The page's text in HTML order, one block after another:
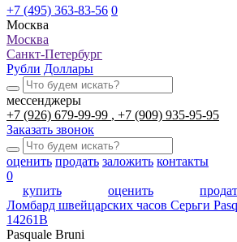
+7 (495) 363-83-56 0
Москва
Москва
Санкт-Петербург
Рубли Доллары
мессенджеры
+7 (926) 679-99-99
+7 (909) 935-95-95
Заказать звонок
оценить продать заложить контакты
0
купить
оценить
Ломбард швейцарских часов Серьги
14261B
Pasquale Bruni